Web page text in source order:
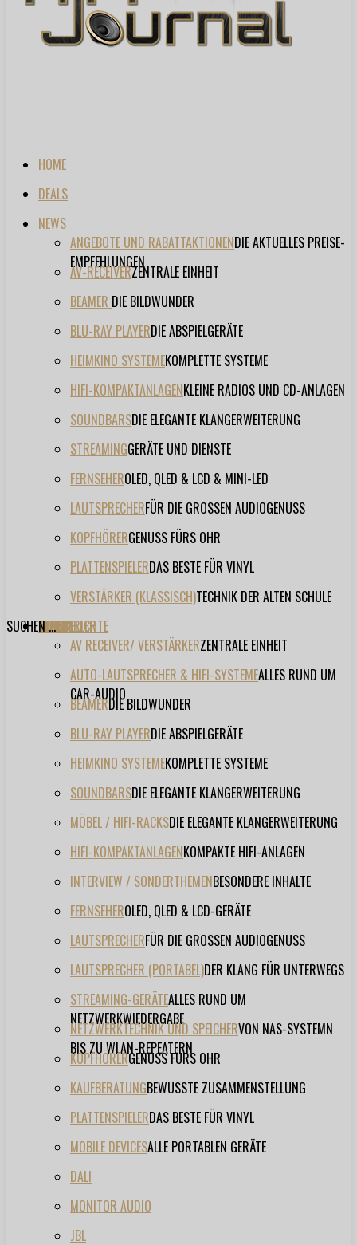
HOME
DEALS
NEWS
ANGEBOTE UND RABATTAKTIONENDIE AKTUELLES PREISE-
EMPFEHLUNGEN
AV-RECEIVERZENTRALE EINHEIT
BEAMER DIE BILDWUNDER
BLU-RAY PLAYERDIE ABSPIELGERÄTE
HEIMKINO SYSTEMEKOMPLETTE SYSTEME
HIFI-KOMPAKTANLAGENKLEINE RADIOS UND CD-ANLAGEN
SOUNDBARSDIE ELEGANTE KLANGERWEITERUNG
STREAMINGGERÄTE UND DIENSTE
FERNSEHEROLED, QLED & LCD & MINI-LED
LAUTSPRECHERFÜR DIE GROSSEN AUDIOGENUSS
KOPFHÖRERGENUSS FÜRS OHR
PLATTENSPIELERDAS BESTE FÜR VINYL
VERSTÄRKER (KLASSISCH)TECHNIK DER ALTEN SCHULE
TESTBERICHTE
AV RECEIVER/ VERSTÄRKERZENTRALE EINHEIT
AUTO-LAUTSPRECHER & HIFI-SYSTEMEALLES RUND UM
CAR-AUDIO
BEAMERDIE BILDWUNDER
BLU-RAY PLAYERDIE ABSPIELGERÄTE
HEIMKINO SYSTEMEKOMPLETTE SYSTEME
SOUNDBARSDIE ELEGANTE KLANGERWEITERUNG
MÖBEL / HIFI-RACKSDIE ELEGANTE KLANGERWEITERUNG
HIFI-KOMPAKTANLAGENKOMPAKTE HIFI-ANLAGEN
INTERVIEW / SONDERTHEMENBESONDERE INHALTE
FERNSEHEROLED, QLED & LCD-GERÄTE
LAUTSPRECHERFÜR DIE GROSSEN AUDIOGENUSS
LAUTSPRECHER (PORTABEL)DER KLANG FÜR UNTERWEGS
STREAMING-GERÄTEALLES RUND UM
NETZWERKWIEDERGABE
NETZWERKTECHNIK UND SPEICHERVON NAS-SYSTEMN
BIS ZU WLAN-REPEATERN
KOPFHÖRERGENUSS FÜRS OHR
KAUFBERATUNGBEWUSSTE ZUSAMMENSTELLUNG
PLATTENSPIELERDAS BESTE FÜR VINYL
MOBILE DEVICESALLE PORTABLEN GERÄTE
FORUM
FILME
VIDEOS
HERSTELLER
DALI
MONITOR AUDIO
JBL
EVENT
SUCHEN ...